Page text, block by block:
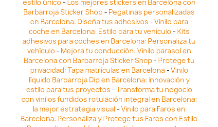
estilo único - Los mejores stickers en Barcelona con
Barbarroja Sticker Shop- Pegatinas personalizadas
en Barcelona: Diseña tus adhesivos -Vinilo para
coche en Barcelona: Estilo para tu vehículo - Kits
adhesivos para coches en Barcelona: Personaliza tu
vehículo - Mejora tu conducción: Vinilo parasol en
Barcelona con Barbarroja Sticker Shop- Protege tu
privacidad: Tapa matrículas en Barcelona-Vinilo
líquido Barbarroja Dip en Barcelona: Innovación y
estilo para tus proyectos -Transforma tu negocio
con vinilos fundidos rotulación integral en Barcelona:
la mejor estrategia visual -Vinilo para Faros en
Barcelona: Personaliza y Protege tus Faros con Estilo